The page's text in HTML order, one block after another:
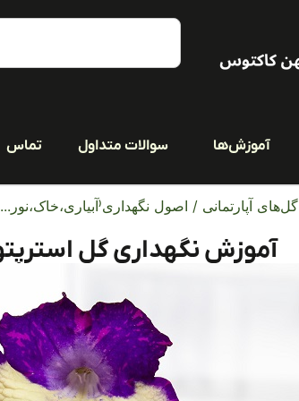
آموزش‌ها سوالات متداول تماس
گل‌های آپارتمانی / اصول
آموزش نگهداری گل